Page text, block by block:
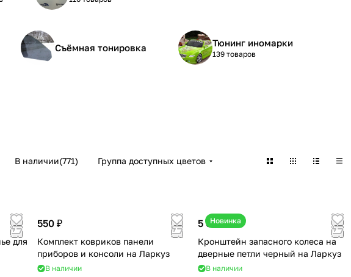
Съёмная тонировка Тюнинг иномарки
139 товаров
В наличии(771) Группа доступных цветов
для
550 ₽
Комплект ковриков панели
приборов и консоли на Ларкуз
В наличии
Новинка
5 050 ₽
Кронштейн запасного колеса на
дверные петли черный на Ларкуз
В наличии